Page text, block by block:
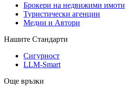
Брокери на недвижими имоти
Туристически агенции
Медии и Автори
Нашите Стандарти
Сигурност
LLM-Smart
Още връзки